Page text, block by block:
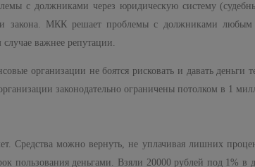
с должниками через юридическую систему
закона. МКК решает проблемы с должниками любым
важнее репутации.
организации не боятся рисковать и давать
законодательно ограничены потолком в 1
Средства можно вернуть, не уплачивая лишних
пользования деньгами. Взяли 20000 рублей под 1%